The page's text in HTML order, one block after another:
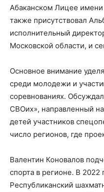
Абаканском Лицее
также присутствовал
исполнительный
Московской области, и
Основное внимание
среди молодежи и
соревнованиях.
СВОих», направленный
детей участников
число регионов, где
Валентин Коновалов
спорта в регионе. В 2022
Республиканский